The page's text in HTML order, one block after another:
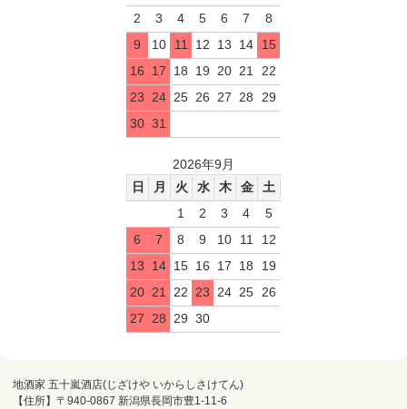
2
3 4 5 6 7
8
9
10 11 12 13 14
15
16
17 18 19 20 21
22
23
24 25 26 27 28
29
30 31
2026年9月
日
月 火 水 木 金
土
1
2 3 4
5
6
7 8 9 10 11
12
13
14 15 16 17 18
19
20 21 22 23 24 25
26
27
28 29 30
地酒家 五十嵐酒店(じざけや いからしさけてん)
【住所】〒940-0867 新潟県長岡市豊1-11-6